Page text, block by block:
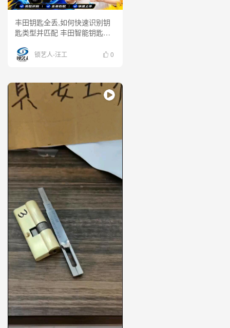
丰田钥匙全丢,如何快速识别钥
匙类型并匹配 丰田智能钥匙全
识别钥匙类型？匹配流程有哪些
关键点？ 锁匠实战分享，带你
锁艺人-汪工 0